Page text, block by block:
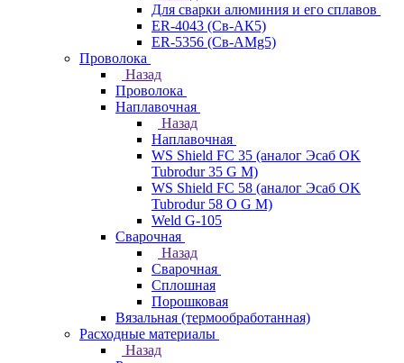
Для сварки алюминия и его сплавов
ER-4043 (Св-АК5)
ER-5356 (Св-АМg5)
Проволока
Назад
Проволока
Наплавочная
Назад
Наплавочная
WS Shield FC 35 (аналог Эсаб OK
Tubrodur 35 G M)
WS Shield FC 58 (аналог Эсаб OK
Tubrodur 58 O G M)
Weld G-105
Сварочная
Назад
Сварочная
Сплошная
Порошковая
Вязальная (термообработанная)
Расходные материалы
Назад